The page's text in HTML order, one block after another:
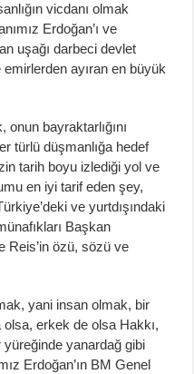
vicdanı olmak
Erdoğan’ı ve
uşağı darbeci devlet
ayıran en büyük
bayraktarlığını
türlü düşmanlığa hedef
tarih boyu izlediği yol ve
en iyi tarif eden şey,
ve yurtdışındaki
Başkan
Reis’in özü, sözü ve
yani insan olmak, bir
erkek de olsa Hakkı,
yanardağ gibi
Erdoğan’ın BM Genel